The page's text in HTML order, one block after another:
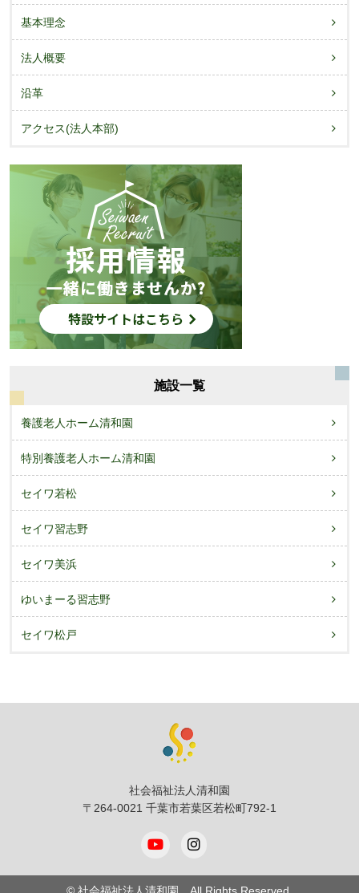
シ
ョ
ン
基本理念
法人概要
沿革
アクセス(法人本部)
施設一覧
養護老人ホーム清和園
特別養護老人ホーム清和園
セイワ若松
セイワ習志野
セイワ美浜
ゆいまーる習志野
セイワ松戸
社会福祉法人清和園
〒264-0021 千葉市若葉区若松町792-1